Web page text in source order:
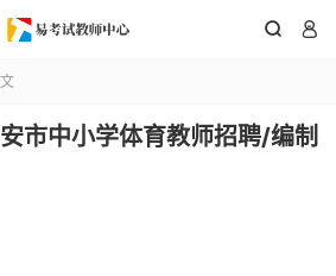
 
市中小学体育教师招聘/编制